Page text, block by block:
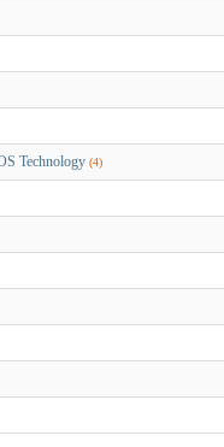
Technology (4)